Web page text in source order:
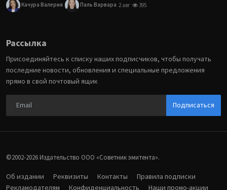
Качура Валерия Паль Варвара 2 авг 395
Рассылка
Присоединяйтесь к списку наших подписчиков, чтобы получать
последние новости, обновления и специальные предложения
прямо в свой почтовый ящик
Подписаться
©2002-2026 Издательство ООО «‎Советник эмитента».
Об издании Реквизиты Контакты
Правила подписки
Рекламодателям
Конфиденциальность Наши промо-акции